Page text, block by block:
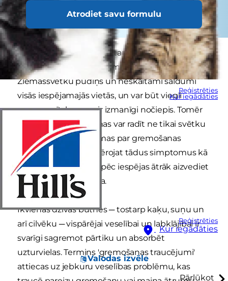
Atrodiet savu formulu
Reģistrēties
Kur iegādāties
Reģistrēties
Kur iegādāties
Valodas izvēle
Pārlūkot
Ziemassvētki var būt bīstams laiks suņa
gremošanas sistēmai ─ mājās ir tītara cepetis,
Ziemassvētku pudiņš un neskaitāmi saldumi
visās iespējamajās vietās, un var būt viegli
nepamanīt, ko suns ir izmanīgi nočiepis. Tomēr
gremošanas problēmas var radīt ne tikai svētku
laiks. Ja jums ir aizdomas par gremošanas
traucējumiem vai ievērojat tādus simptomus kā
caureja vai vemšana, pēc iespējas ātrāk aizvediet
suni pie veterinārārsta.
Ikvienas dzīvas būtnes ─ tostarp kaķu, suņu un
arī cilvēku ─ vispārējai veselībai un labklājībai ir
svarīgi sagremot pārtiku un absorbēt
uzturvielas. Termins 'gremošanas traucējumi'
attiecas uz jebkuru veselības problēmu, kas